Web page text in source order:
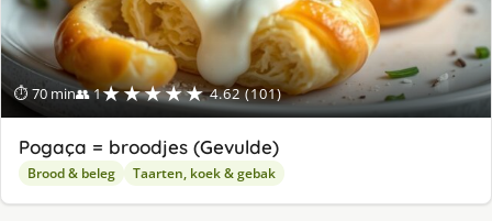
⏱ 70 min👥 1★★★★★ 4.62 (101)
Pogaça = broodjes (Gevulde)
Brood & beleg Taarten, koek & gebak